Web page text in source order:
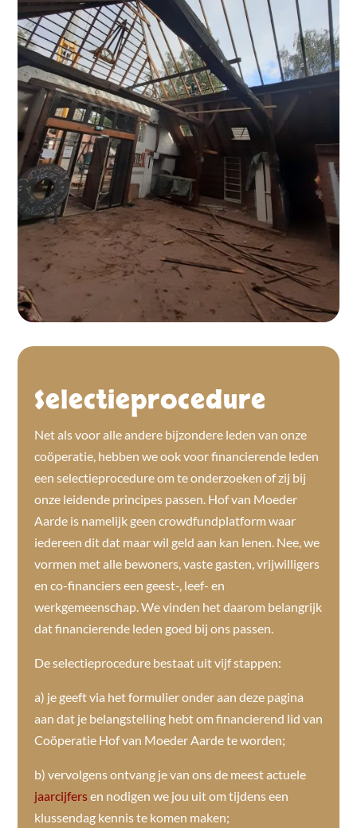
Selectieprocedure
Net als voor alle andere bijzondere leden van onze
coöperatie, hebben we ook voor financierende leden
een selectieprocedure om te onderzoeken of zij bij
onze leidende principes passen. Hof van Moeder
Aarde is namelijk geen crowdfundplatform waar
iedereen dit dat maar wil geld aan kan lenen. Nee, we
vormen met alle bewoners, vaste gasten, vrijwilligers
en co-financiers een geest-, leef- en
werkgemeenschap. We vinden het daarom belangrijk
dat financierende leden goed bij ons passen.
De selectieprocedure bestaat uit vijf stappen:
a) je geeft via het formulier onder aan deze pagina
aan dat je belangstelling hebt om financierend lid van
Coöperatie Hof van Moeder Aarde te worden;
b) vervolgens ontvang je van ons de meest actuele
jaarcijfersen nodigen we jou uit om tijdens een
klussendag kennis te komen maken;